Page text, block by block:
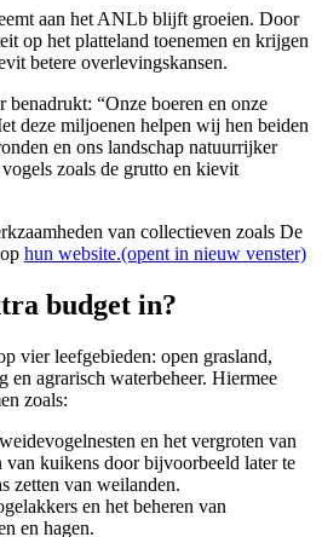
aan het ANLb blijft groeien. Door
op het platteland toenemen en krijgen
betere overlevingskansen.
benadrukt: “Onze boeren en onze
deze miljoenen helpen wij hen beiden
en ons landschap natuurrijker
zoals de grutto en kievit
van collectieven zoals De
hun website.(opent in nieuw venster)
budget in?
vier leefgebieden: open grasland,
en agrarisch waterbeheer. Hiermee
zoals:
en het vergroten van
van kuikens door bijvoorbeeld later te
zetten van weilanden.
en het beheren van
en hagen.